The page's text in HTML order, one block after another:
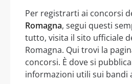
Per registrarti ai concorsi
Romagna, segui questi
tutto, visita il sito ufficiale
Romagna. Qui trovi la
concorsi. È dove si
informazioni utili sui bandi